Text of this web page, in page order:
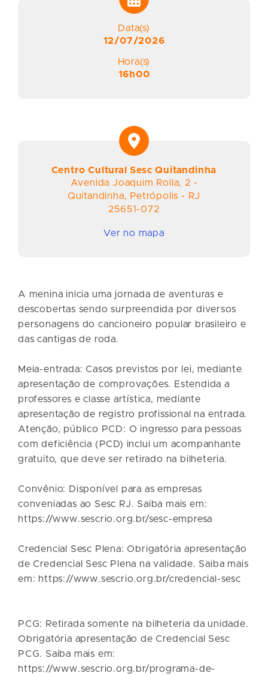
Data(s)
12/07/2026
Hora(s)
16h00
Centro Cultural Sesc Quitandinha
Avenida Joaquim Rolla, 2 -
Quitandinha, Petrópolis - RJ
25651-072
Ver no mapa
A menina inicia uma jornada de aventuras e
descobertas sendo surpreendida por diversos
personagens do cancioneiro popular brasileiro e
das cantigas de roda.
Meia-entrada: Casos previstos por lei, mediante
apresentação de comprovações. Estendida a
professores e classe artística, mediante
apresentação de registro profissional na entrada.
Atenção, público PCD: O ingresso para pessoas
com deficiência (PCD) inclui um acompanhante
gratuito, que deve ser retirado na bilheteria.
Convênio: Disponível para as empresas
conveniadas ao Sesc RJ. Saiba mais em:
https://www.sescrio.org.br/sesc-empresa
Credencial Sesc Plena: Obrigatória apresentação
de Credencial Sesc Plena na validade. Saiba mais
em: https://www.sescrio.org.br/credencial-sesc
PCG: Retirada somente na bilheteria da unidade.
Obrigatória apresentação de Credencial Sesc
PCG. Saiba mais em:
https://www.sescrio.org.br/programa-de-